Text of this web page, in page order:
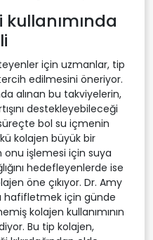
için uzmanlar, tip
edilmesini öneriyor.
alınan bu takviyelerin,
destekleyebileceği
bol su içmenin
kolajen büyük bir
işlemesi için suya
hedefleyenlerde ise
öne çıkıyor. Dr. Amy
hafifletmek için günde
kolajen kullanımının
Bu tip kolajen,